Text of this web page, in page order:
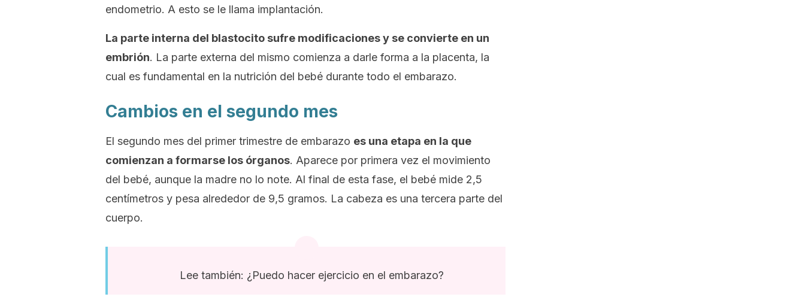
endometrio. A esto se le llama implantación.
La parte interna del blastocito sufre modificaciones y se convierte en un
embrión. La parte externa del mismo comienza a darle forma a la placenta, la
cual es fundamental en la nutrición del bebé durante todo el embarazo.
Cambios en el segundo mes
El segundo mes del primer trimestre de embarazo es una etapa en la que
comienzan a formarse los órganos. Aparece por primera vez el movimiento
del bebé, aunque la madre no lo note. Al final de esta fase, el bebé mide 2,5
centímetros y pesa alrededor de 9,5 gramos. La cabeza es una tercera parte del
cuerpo.
Lee también: ¿Puedo hacer ejercicio en el embarazo?